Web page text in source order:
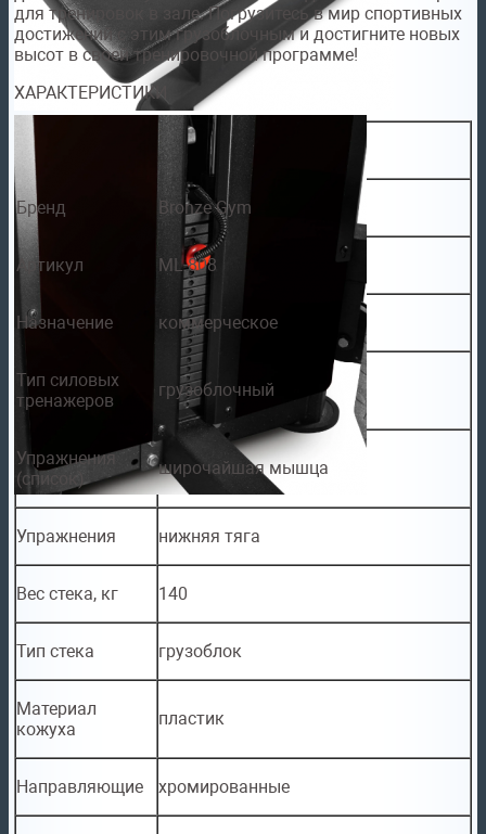
для тренировок в зале. Погрузитесь в мир спортивных
достижений с этим грузоблочным и достигните новых
высот в своей тренировочной программе!
ХАРАКТЕРИСТИКИ
Бренд Bronze Gym
Артикул ML-808
Назначение коммерческое
Тип силовых
тренажеров
грузоблочный
Упражнения
(список)
широчайшая мышца
Упражнения нижняя тяга
Вес стека, кг 140
Тип стека грузоблок
Материал
кожуха
пластик
Направляющие хромированные